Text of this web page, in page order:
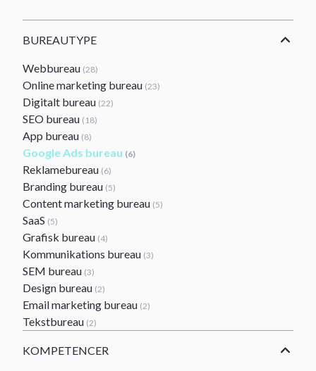
BUREAUTYPE
Webbureau (28)
Online marketing bureau (23)
Digitalt bureau (22)
SEO bureau (18)
App bureau (8)
Google Ads bureau (6)
Reklamebureau (6)
Branding bureau (5)
Content marketing bureau (5)
SaaS (5)
Grafisk bureau (4)
Kommunikations bureau (3)
SEM bureau (3)
Design bureau (2)
Email marketing bureau (2)
Tekstbureau (2)
KOMPETENCER